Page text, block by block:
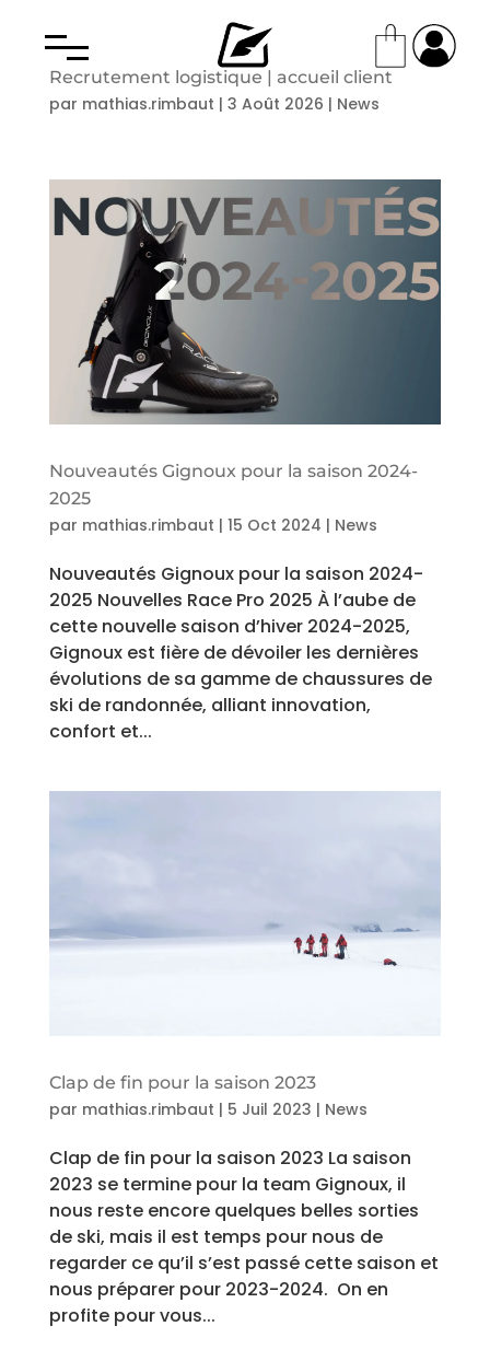
Recrutement logistique | accueil client
par mathias.rimbaut | 3 Août 2026 | News
Nouveautés Gignoux pour la saison 2024-
2025
par mathias.rimbaut | 15 Oct 2024 | News
Nouveautés Gignoux pour la saison 2024-
2025 Nouvelles Race Pro 2025 À l’aube de
cette nouvelle saison d’hiver 2024-2025,
Gignoux est fière de dévoiler les dernières
évolutions de sa gamme de chaussures de
ski de randonnée, alliant innovation,
confort et...
Clap de fin pour la saison 2023
par mathias.rimbaut | 5 Juil 2023 | News
Clap de fin pour la saison 2023 La saison
2023 se termine pour la team Gignoux, il
nous reste encore quelques belles sorties
de ski, mais il est temps pour nous de
regarder ce qu’il s’est passé cette saison et
nous préparer pour 2023-2024. On en
profite pour vous...